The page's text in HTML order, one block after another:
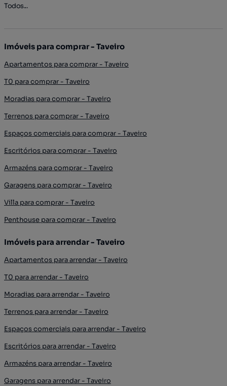
Todos...
Imóveis para comprar - Taveiro
Apartamentos para comprar - Taveiro
T0 para comprar - Taveiro
Moradias para comprar - Taveiro
Terrenos para comprar - Taveiro
Espaços comerciais para comprar - Taveiro
Escritórios para comprar - Taveiro
Armazéns para comprar - Taveiro
Garagens para comprar - Taveiro
Villa para comprar - Taveiro
Penthouse para comprar - Taveiro
Imóveis para arrendar - Taveiro
Apartamentos para arrendar - Taveiro
T0 para arrendar - Taveiro
Moradias para arrendar - Taveiro
Terrenos para arrendar - Taveiro
Espaços comerciais para arrendar - Taveiro
Escritórios para arrendar - Taveiro
Armazéns para arrendar - Taveiro
Garagens para arrendar - Taveiro